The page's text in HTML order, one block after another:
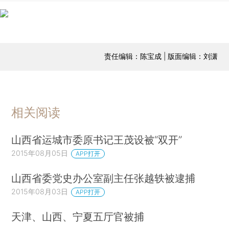
责任编辑：陈宝成 | 版面编辑：刘潇
相关阅读
山西省运城市委原书记王茂设被“双开”
2015年08月05日 APP打开
山西省委党史办公室副主任张越轶被逮捕
2015年08月03日 APP打开
天津、山西、宁夏五厅官被捕